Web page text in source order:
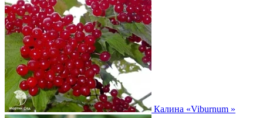
Калина «Viburnum »